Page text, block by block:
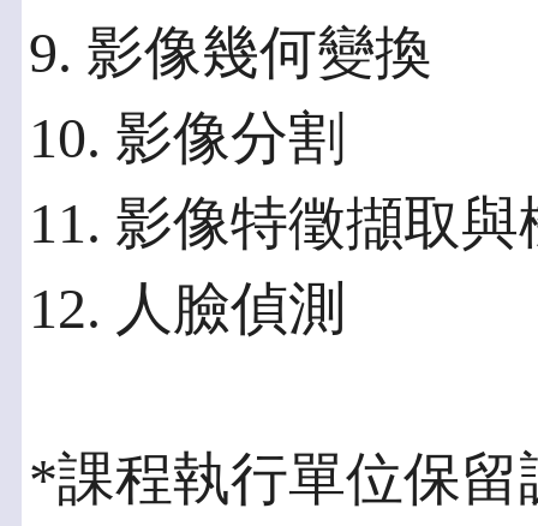
9. 影像幾何變換
10. 影像分割
11. 影像特徵擷取
12. 人臉偵測
*課程執行單位保